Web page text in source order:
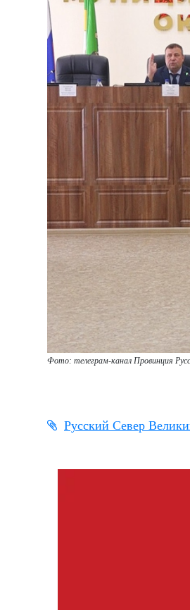
Фото: телеграм-канал Провинция
Русский Север